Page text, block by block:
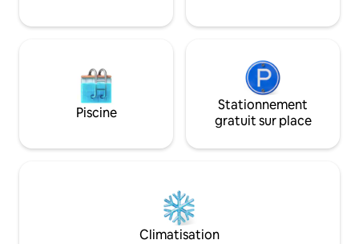
d'utilisation. Posséder une piscine privée
chaude et froide pour votre confort.
Notre logement peut confortablement
accueillir jusqu'à 10 personnes. Nous
pouvons accueillir jusqu'à 12 voyageurs
et partager les lits existants. Bien que
nous ne fournissions pas de lits
vous le souhaitez, veuillez nous le faire
savoir à l'avance ! 2 femmes de ménage
avec gardien de sécurité 24/7 et quart
quelques pas de
Piscine
Stationnement
gratuit sur place
Climatisation